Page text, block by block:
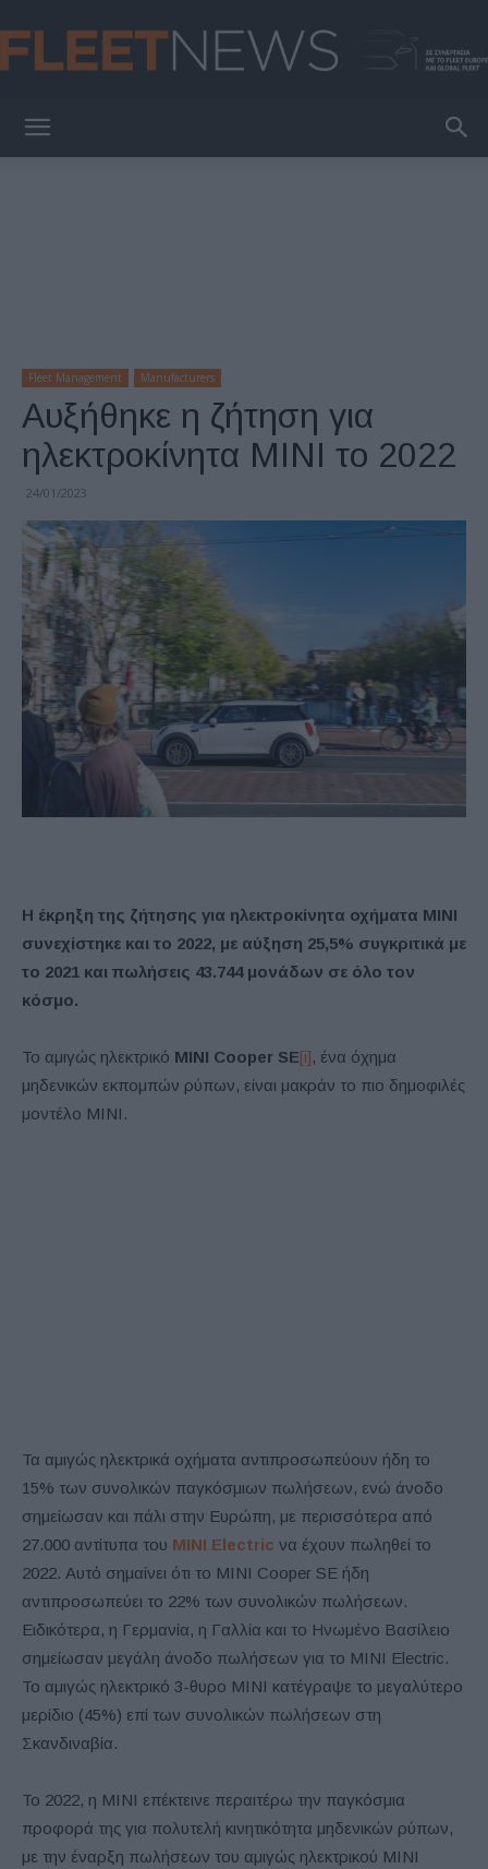
Fleet Management Manufacturers
Αυξήθηκε η ζήτηση για
ηλεκτροκίνητα MINI το 2022
24/01/2023
Η έκρηξη της ζήτησης για ηλεκτροκίνητα οχήματα MINI
συνεχίστηκε και το 2022, με αύξηση 25,5% συγκριτικά με
το 2021 και πωλήσεις 43.744 μονάδων σε όλο τον
κόσμο.
Το αμιγώς ηλεκτρικό MINI Cooper SE[i], ένα όχημα
μηδενικών εκπομπών ρύπων, είναι μακράν το πιο δημοφιλές
μοντέλο MINI.
Τα αμιγώς ηλεκτρικά οχήματα αντιπροσωπεύουν ήδη το
15% των συνολικών παγκόσμιων πωλήσεων, ενώ άνοδο
σημείωσαν και πάλι στην Ευρώπη, με περισσότερα από
27.000 αντίτυπα του MINI Electric να έχουν πωληθεί το
2022. Αυτό σημαίνει ότι το MINI Cooper SE ήδη
αντιπροσωπεύει το 22% των συνολικών πωλήσεων.
Eιδικότερα, η Γερμανία, η Γαλλία και το Ηνωμένο Βασίλειο
σημείωσαν μεγάλη άνοδο πωλήσεων για το MINI Electric.
Το αμιγώς ηλεκτρικό 3-θυρο MINI κατέγραψε το μεγαλύτερο
μερίδιο (45%) επί των συνολικών πωλήσεων στη
Σκανδιναβία.
Το 2022, η MINI επέκτεινε περαιτέρω την παγκόσμια
προφορά της για πολυτελή κινητικότητα μηδενικών ρύπων,
με την έναρξη πωλήσεων του αμιγώς ηλεκτρικού MINI